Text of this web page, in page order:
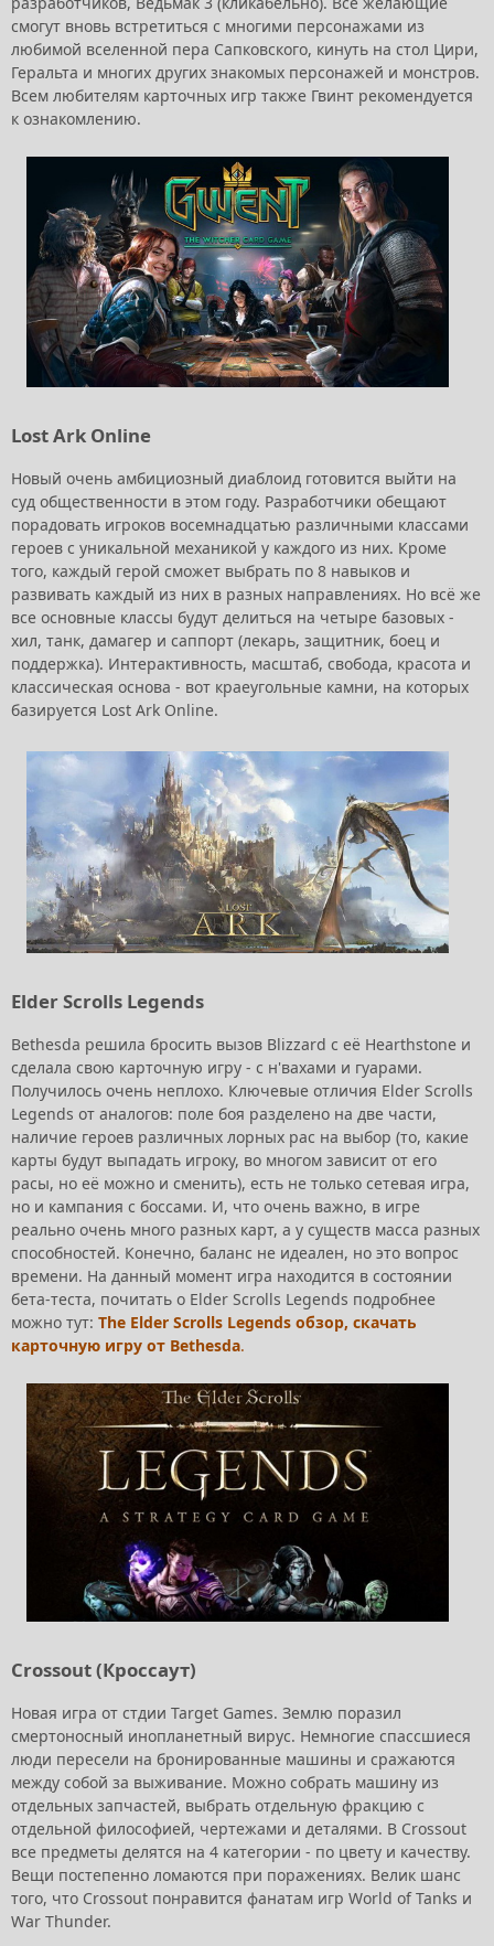
смогут вновь встретиться с многими персонажами из
любимой вселенной пера Сапковского, кинуть на стол Цири,
Геральта и многих других знакомых персонажей и монстров.
Всем любителям карточных игр также Гвинт рекомендуется
к ознакомлению.
Lost Ark Online
Новый очень амбициозный диаблоид готовится выйти на
суд общественности в этом году. Разработчики обещают
порадовать игроков восемнадцатью различными классами
героев с уникальной механикой у каждого из них. Кроме
того, каждый герой сможет выбрать по 8 навыков и
развивать каждый из них в разных направлениях. Но всё же
все основные классы будут делиться на четыре базовых -
хил, танк, дамагер и саппорт (лекарь, защитник, боец и
поддержка). Интерактивность, масштаб, свобода, красота и
классическая основа - вот краеугольные камни, на которых
базируется Lost Ark Online.
Elder Scrolls Legends
Bethesda решила бросить вызов Blizzard с её Hearthstone и
сделала свою карточную игру - с н'вахами и гуарами.
Получилось очень неплохо. Ключевые отличия Elder Scrolls
Legends от аналогов: поле боя разделено на две части,
наличие героев различных лорных рас на выбор (то, какие
карты будут выпадать игроку, во многом зависит от его
расы, но её можно и сменить), есть не только сетевая игра,
но и кампания с боссами. И, что очень важно, в игре
реально очень много разных карт, а у существ масса разных
способностей. Конечно, баланс не идеален, но это вопрос
времени. На данный момент игра находится в состоянии
бета-теста, почитать о Elder Scrolls Legends подробнее
можно тут: The Elder Scrolls Legends обзор, скачать
карточную игру от Bethesda.
Crossout (Кроссаут)
Новая игра от стдии Target Games. Землю поразил
смертоносный инопланетный вирус. Немногие спассшиеся
люди пересели на бронированные машины и сражаются
между собой за выживание. Можно собрать машину из
отдельных запчастей, выбрать отдельную фракцию с
отдельной философией, чертежами и деталями. В Crossout
все предметы делятся на 4 категории - по цвету и качеству.
Вещи постепенно ломаются при поражениях. Велик шанс
того, что Crossout понравится фанатам игр World of Tanks и
War Thunder.